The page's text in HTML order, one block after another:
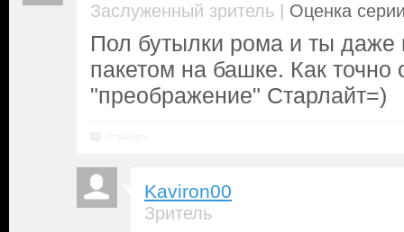
Заслуженный зритель | Оценка
Пол бутылки рома и ты даже
пакетом на башке. Как точно
"преображение" Старлайт=)
Kaviron00
Зритель